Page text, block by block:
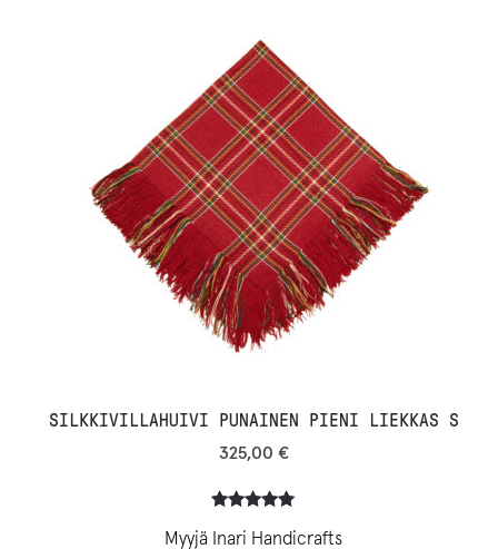
SILKKIVILLAHUIVI PUNAINEN PIENI LIEKKAS S
325,00 €
Myyjä Inari Handicrafts